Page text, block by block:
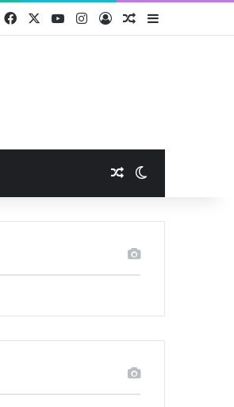
Facebook YouTubeInstagram
Log InRandom Article
Random Article